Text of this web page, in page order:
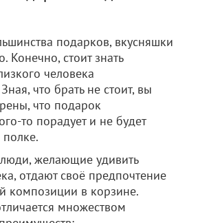
подарков, вкусняшки
Конечно, стоит знать
человека
что брать не стоит, вы
что подарок
то порадует и не будет
полке.
желающие удивить
отдают своё предпочтение
композиции в корзине.
множеством